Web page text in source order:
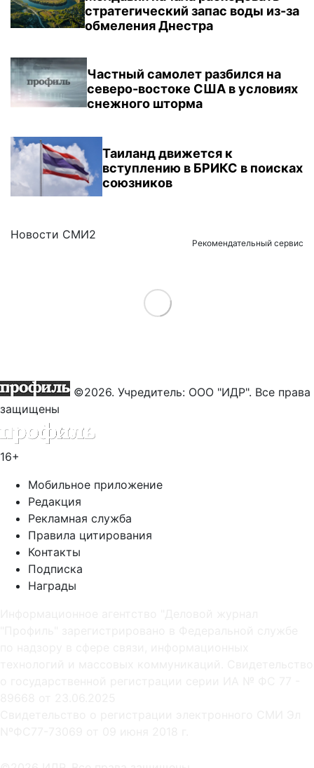
стратегический запас воды из-за
обмеления Днестра
Частный самолет разбился на
северо-востоке США в условиях
снежного шторма
Таиланд движется к
вступлению в БРИКС в поисках
союзников
Новости СМИ2
Рекомендательный сервис
Load More
©2026. Учредитель: ООО "ИДР". Все права
защищены
16+
Мобильное приложение
Редакция
Рекламная служба
Правила цитирования
Контакты
Подписка
Награды